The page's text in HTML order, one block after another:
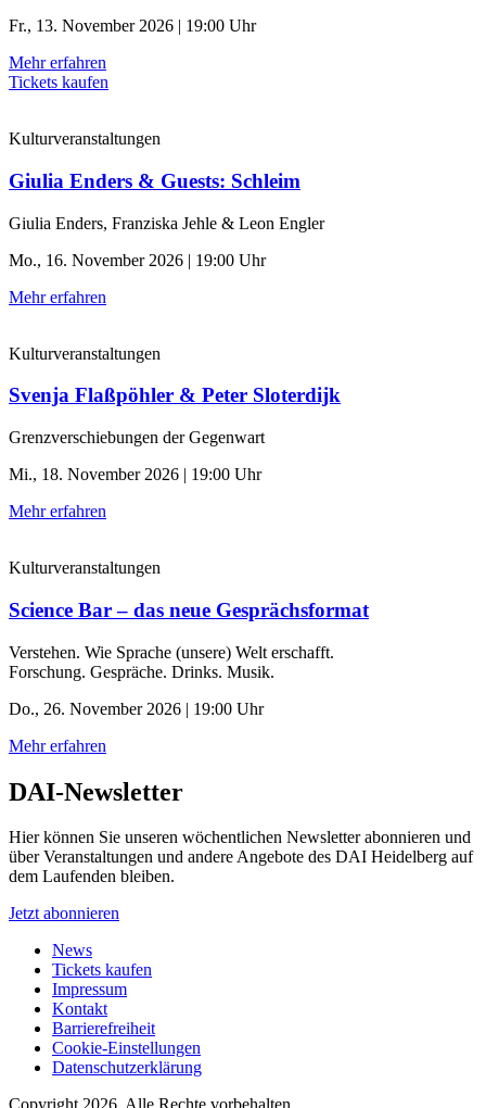
Fr., 13. November 2026 | 19:00 Uhr
Mehr erfahren
Tickets kaufen
Kulturveranstaltungen
Giulia Enders & Guests: Schleim
Giulia Enders, Franziska Jehle & Leon Engler
Mo., 16. November 2026 | 19:00 Uhr
Mehr erfahren
Kulturveranstaltungen
Svenja Flaßpöhler & Peter Sloterdijk
Grenzverschiebungen der Gegenwart
Mi., 18. November 2026 | 19:00 Uhr
Mehr erfahren
Kulturveranstaltungen
Science Bar – das neue Gesprächsformat
Verstehen. Wie Sprache (unsere) Welt erschafft.
Forschung. Gespräche. Drinks. Musik.
Do., 26. November 2026 | 19:00 Uhr
Mehr erfahren
DAI-Newsletter
Hier können Sie unseren wöchentlichen Newsletter abonnieren und
über Veranstaltungen und andere Angebote des DAI Heidelberg auf
dem Laufenden bleiben.
Jetzt abonnieren
News
Tickets kaufen
Impressum
Kontakt
Barrierefreiheit
Cookie-Einstellungen
Datenschutzerklärung